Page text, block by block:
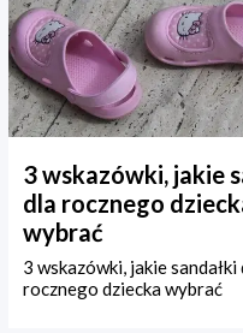
3 wskazówki, jakie
dla rocznego
wybrać
3 wskazówki, jakie sandałki
rocznego dziecka wybrać